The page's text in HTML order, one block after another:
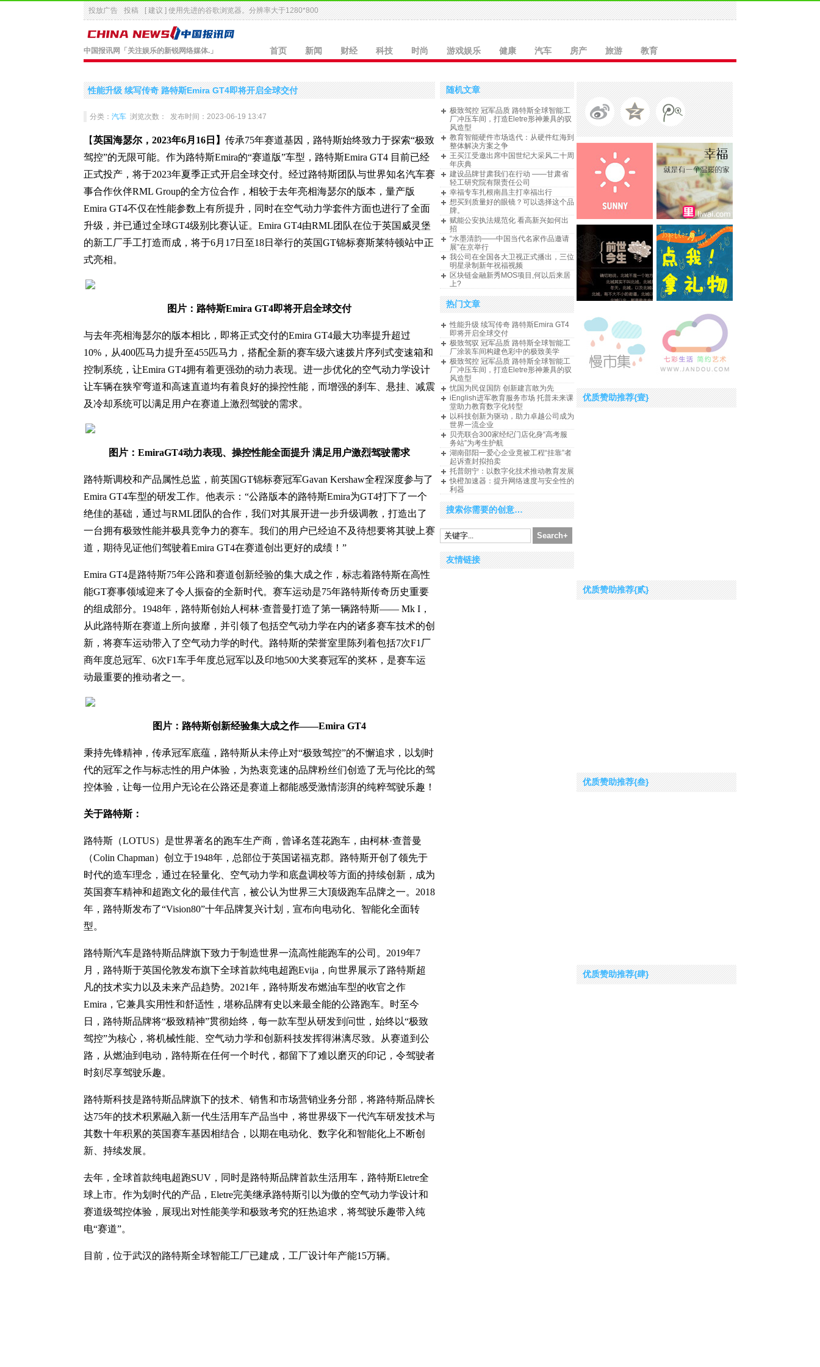
投放广告 投稿 [ 建议 ] 使用先进的谷歌浏览器。分辨率大于1280*800
中国报讯网 「关注娱乐的新锐网络媒体.」 首页 新闻 财经 科技 时尚 游戏娱乐 健康 汽车 房产 旅游 教育
性能升级 续写传奇 路特斯Emira GT4即将开启全球交付
分类： 汽车 浏览次数： 发布时间：2023-06-19 13:47
【英国海瑟尔 ，2023年6月16日 】 传承75年赛道基因，路特斯始终致力于探索“极致
驾控”的无限可能。作为路特斯Emira的“赛道版”车型，路特斯Emira GT4 目前已经
正式投产，将于2023年夏季正式开启全球交付。经过路特斯团队与世界知名汽车赛
事合作伙伴RML Group的全方位合作，相较于去年亮相海瑟尔的版本，量产版
Emira GT4不仅在性能参数上有所提升，同时在空气动力学套件方面也进行了全面
升级，并已通过全球GT4级别比赛认证。Emira GT4由RML团队在位于英国威灵堡
的新工厂手工打造而成，将于6月17日至18日举行的英国GT锦标赛斯莱特顿站中正
式亮相。
图片：路特斯Emira GT4即将开启全球交付
与去年亮相海瑟尔的版本相比，即将正式交付的Emira GT4最大功率提升超过
10%，从400匹马力提升至455匹马力，搭配全新的赛车级六速拨片序列式变速箱和
控制系统，让Emira GT4拥有着更强劲的动力表现。进一步优化的空气动力学设计
让车辆在狭窄弯道和高速直道均有着良好的操控性能，而增强的刹车、悬挂、减震
及冷却系统可以满足用户在赛道上激烈驾驶的需求。
图片：EmiraGT4动力表现、操控性能全面提升 满足用户激烈驾驶需求
路特斯调校和产品属性总监，前英国GT锦标赛冠军Gavan Kershaw全程深度参与了
Emira GT4车型的研发工作。他表示：“公路版本的路特斯Emira为GT4打下了一个
绝佳的基础，通过与RML团队的合作，我们对其展开进一步升级调教，打造出了
一台拥有极致性能并极具竞争力的赛车。我们的用户已经迫不及待想要将其驶上赛
道，期待见证他们驾驶着Emira GT4在赛道创出更好的成绩！”
Emira GT4是路特斯75年公路和赛道创新经验的集大成之作，标志着路特斯在高性
能GT赛事领域迎来了令人振奋的全新时代。赛车运动是75年路特斯传奇历史重要
的组成部分。1948年，路特斯创始人柯林·查普曼打造了第一辆路特斯—— Mk I，
从此路特斯在赛道上所向披靡，并引领了包括空气动力学在内的诸多赛车技术的创
新，将赛车运动带入了空气动力学的时代。路特斯的荣誉室里陈列着包括7次F1厂
商年度总冠军、6次F1车手年度总冠军以及印地500大奖赛冠军的奖杯，是赛车运
动最重要的推动者之一。
图片：路特斯创新经验集大成之作——Emira GT4
秉持先锋精神，传承冠军底蕴，路特斯从未停止对“极致驾控”的不懈追求，以划时
代的冠军之作与标志性的用户体验，为热衷竞速的品牌粉丝们创造了无与伦比的驾
控体验，让每一位用户无论在公路还是赛道上都能感受激情澎湃的纯粹驾驶乐趣！
关于路特斯：
路特斯（LOTUS）是世界著名的跑车生产商，曾译名莲花跑车，由柯林·查普曼
（Colin Chapman）创立于1948年，总部位于英国诺福克郡。路特斯开创了领先于
时代的造车理念，通过在轻量化、空气动力学和底盘调校等方面的持续创新，成为
英国赛车精神和超跑文化的最佳代言，被公认为世界三大顶级跑车品牌之一。2018
年，路特斯发布了“Vision80”十年品牌复兴计划，宣布向电动化、智能化全面转
型。
路特斯汽车是路特斯品牌旗下致力于制造世界一流高性能跑车的公司。2019年7
月，路特斯于英国伦敦发布旗下全球首款纯电超跑Evija，向世界展示了路特斯超
凡的技术实力以及未来产品趋势。2021年，路特斯发布燃油车型的收官之作
Emira，它兼具实用性和舒适性，堪称品牌有史以来最全能的公路跑车。时至今
日，路特斯品牌将“极致精神”贯彻始终，每一款车型从研发到问世，始终以“极致
驾控”为核心，将机械性能、空气动力学和创新科技发挥得淋漓尽致。从赛道到公
路，从燃油到电动，路特斯在任何一个时代，都留下了难以磨灭的印记，令驾驶者
时刻尽享驾驶乐趣。
路特斯科技是路特斯品牌旗下的技术、销售和市场营销业务分部，将路特斯品牌长
达75年的技术积累融入新一代生活用车产品当中，将世界级下一代汽车研发技术与
其数十年积累的英国赛车基因相结合，以期在电动化、数字化和智能化上不断创
新、持续发展。
去年，全球首款纯电超跑SUV，同时是路特斯品牌首款生活用车，路特斯Eletre全
球上市。作为划时代的产品，Eletre完美继承路特斯引以为傲的空气动力学设计和
赛道级驾控体验，展现出对性能美学和极致考究的狂热追求，将驾驶乐趣带入纯
电“赛道”。
目前，位于武汉的路特斯全球智能工厂已建成，工厂设计年产能15万辆。
随机文章
极致驾控 冠军品质 路特斯全球智能工
厂冲压车间，打造Eletre形神兼具的驭
风造型
教育智能硬件市场迭代：从硬件红海到
整体解决方案之争
王买江受邀出席中国世纪大采风二十周
年庆典
建设品牌甘肃我们在行动 ——甘肃省
轻工研究院有限责任公司
幸福专车扎根南昌主打幸福出行
想买到质量好的眼镜？可以选择这个品
牌。
赋能公安执法规范化 看高新兴如何出
招
“水墨清韵——中国当代名家作品邀请
展”在京举行
我公司在全国各大卫视正式播出，三位
明星录制新年祝福视频
区块链金融新秀MOS项目,何以后来居
上?
热门文章
性能升级 续写传奇 路特斯Emira GT4
即将开启全球交付
极致驾驭 冠军品质 路特斯全球智能工
厂涂装车间构建色彩中的极致美学
极致驾控 冠军品质 路特斯全球智能工
厂冲压车间，打造Eletre形神兼具的驭
风造型
忧国为民促国防 创新建言敢为先
iEnglish进军教育服务市场 托普未来课
堂助力教育数字化转型
以科技创新为驱动，助力卓越公司成为
世界一流企业
贝壳联合300家经纪门店化身“高考服
务站”为考生护航
湖南邵阳一爱心企业竟被工程“挂靠”者
起诉查封拟拍卖
托普朗宁：以数字化技术推动教育发展
快橙加速器：提升网络速度与安全性的
利器
搜索你需要的创意…
友情链接
优质赞助推荐{壹}
优质赞助推荐{贰}
优质赞助推荐{叁}
优质赞助推荐{肆}